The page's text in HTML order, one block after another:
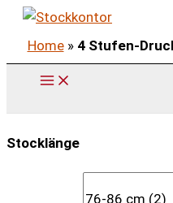
Zum
Inhalt
springen
Home» 4 Stufen-
Stocklänge